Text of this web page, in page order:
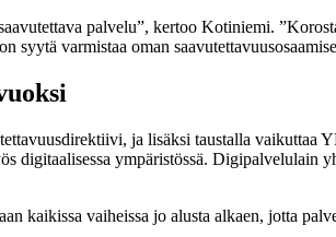
palvelu”, kertoo Kotiniemi.
syytä varmistaa oman
ja lisäksi taustalla vaikuttaa
digitaalisessa ympäristössä. Digipalvelulain
kaikissa vaiheissa jo alusta alkaen, jotta